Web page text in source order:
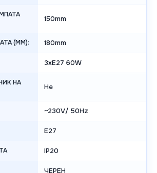
150mm
(MM): 180mm
3xE27 60W
НА
Не
~230V/ 50Hz
E27
IP20
ЧЕРЕН